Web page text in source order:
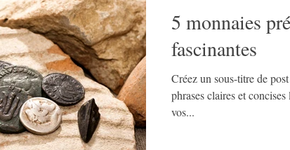
5 monnaies
fascinantes
Créez un sous-titre de
phrases claires et
vos...